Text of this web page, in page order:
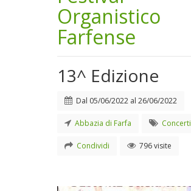
Organistico
Farfense
13^ Edizione
Dal 05/06/2022 al 26/06/2022
Abbazia di Farfa Concerti
Condividi 796 visite